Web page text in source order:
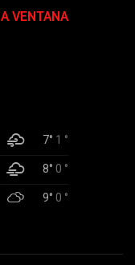
VENTANA
7° 1 °
8°0 °
9°0 °